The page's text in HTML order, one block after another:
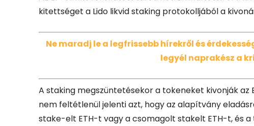
kitettséget a Lido likvid staking protokolljából a
Ne maradj le a legfrissebb hírekről és
legyél naprakész a
A staking megszüntetésekor a tokeneket kivonják az
nem feltétlenül jelenti azt, hogy az alapítvány
stake-elt ETH-t vagy a csomagolt stakelt ETH-t, és